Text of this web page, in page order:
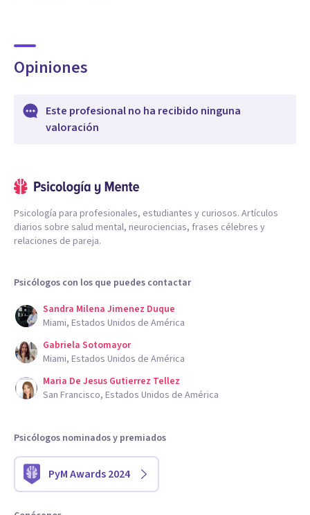
Opiniones
Este profesional no ha recibido ninguna
valoración
Psicología para profesionales, estudiantes y curiosos. Artículos
diarios sobre salud mental, neurociencias, frases célebres y
relaciones de pareja.
Psicólogos con los que puedes contactar
Sandra Milena Jimenez Duque
Miami, Estados Unidos de América
Gabriela Sotomayor
Miami, Estados Unidos de América
Maria De Jesus Gutierrez Tellez
San Francisco, Estados Unidos de América
Psicólogos nominados y premiados
PyM Awards 2024